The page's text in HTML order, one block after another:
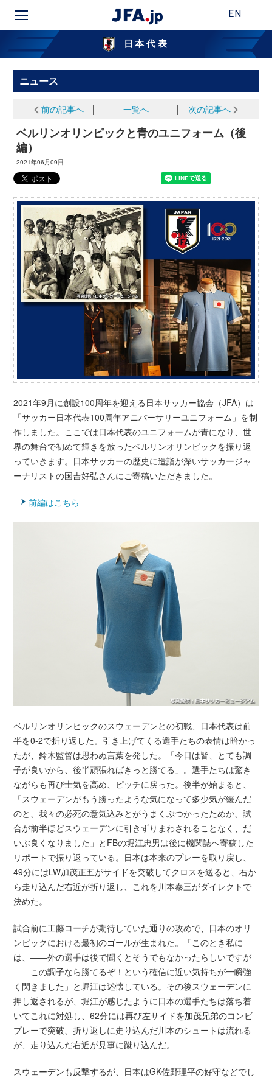
EN
日本代表
ニュース
前の記事へ 一覧へ 次の記事へ
ベルリンオリンピックと青のユニフォーム（後
編）
2021年06月09日
2021年9月に創設100周年を迎える日本サッカー協会（JFA）は
「サッカー日本代表100周年アニバーサリーユニフォーム」を制
作しました。ここでは日本代表のユニフォームが青になり、世
界の舞台で初めて輝きを放ったベルリンオリンピックを振り返
っていきます。日本サッカーの歴史に造詣が深いサッカージャ
ーナリストの国吉好弘さんにご寄稿いただきました。
前編はこちら
ベルリンオリンピックのスウェーデンとの初戦、日本代表は前
半を0-2で折り返した。引き上げてくる選手たちの表情は暗かっ
たが、鈴木監督は思わぬ言葉を発した。「今日は皆、とても調
子が良いから、後半頑張ればきっと勝てる」。選手たちは驚き
ながらも再び士気を高め、ピッチに戻った。後半が始まると、
「スウェーデンがもう勝ったような気になって多少気が緩んだ
のと、我々の必死の意気込みとがうまくぶつかったためか、試
合が前半ほどスウェーデンに引きずりまわされることなく、だ
いぶ良くなりました」とFBの堀江忠男は後に機関誌へ寄稿した
リポートで振り返っている。日本は本来のプレーを取り戻し、
49分にはLW加茂正五がサイドを突破してクロスを送ると、右か
ら走り込んだ右近が折り返し、これを川本泰三がダイレクトで
決めた。
試合前に工藤コーチが期待していた通りの攻めで、日本のオリ
ンピックにおける最初のゴールが生まれた。「このとき私に
は、――外の選手は後で聞くとそうでもなかったらしいですが
――この調子なら勝てるぞ！という確信に近い気持ちが一瞬強
く閃きました」と堀江は述懐している。その後スウェーデンに
押し返されるが、堀江が感じたように日本の選手たちは落ち着
いてこれに対処し、62分には再び左サイドを加茂兄弟のコンビ
プレーで突破、折り返しに走り込んだ川本のシュートは流れる
が、走り込んだ右近が見事に蹴り込んだ。
スウェーデンも反撃するが、日本はGK佐野理平の好守などでし